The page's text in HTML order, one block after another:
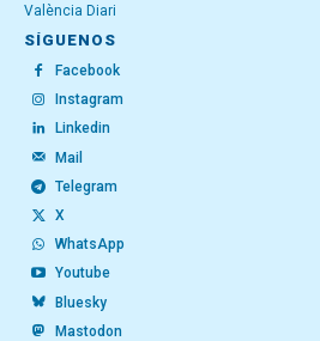
València Diari
SÍGUENOS
Facebook
Instagram
Linkedin
Mail
Telegram
X
WhatsApp
Youtube
Bluesky
Mastodon